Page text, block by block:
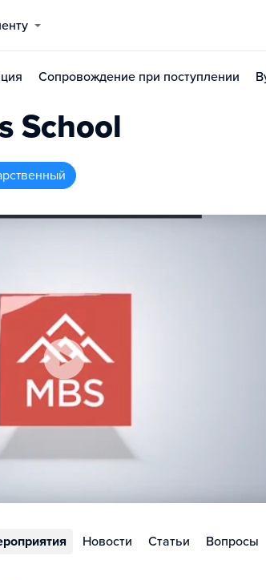
Сопровождение при поступлении
School
Новости Статьи Вопросы